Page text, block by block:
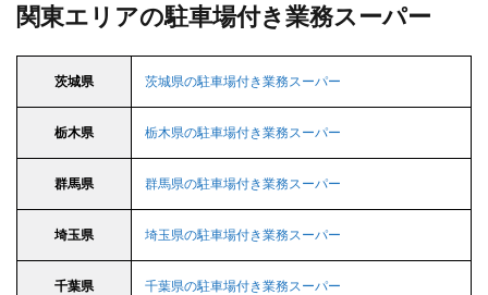
関東エリアの駐車場付き業務スーパー
茨城県 茨城県の駐車場付き業務スーパー
栃木県 栃木県の駐車場付き業務スーパー
群馬県 群馬県の駐車場付き業務スーパー
埼玉県 埼玉県の駐車場付き業務スーパー
千葉県 千葉県の駐車場付き業務スーパー